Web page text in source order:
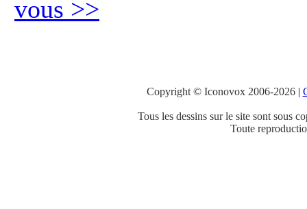
vous >>
Copyright © Iconovox 2006-2026|
Tous les dessins sur le site sont sous
Toute